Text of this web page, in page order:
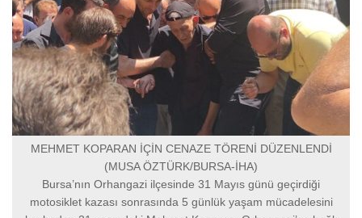
MEHMET KOPARAN İÇİN CENAZE TÖRENİ DÜZENLENDİ
(MUSA ÖZTÜRK/BURSA-İHA)
Bursa’nın Orhangazi ilçesinde 31 Mayıs günü geçirdiği
motosiklet kazası sonrasında 5 günlük yaşam mücadelesini